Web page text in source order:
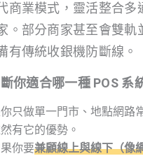
商業模式，靈活整合多
。部分商家甚至會雙軌
有傳統收銀機防斷線。
你適合哪一種 POS 系
只做單一門市、地點網路
有它的優勢。
你要兼顧線上與線下（像